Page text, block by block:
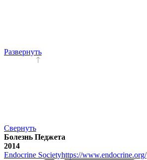
Развернуть
Свернуть
Болезнь Педжета
2014
Endocrine Societyhttps://www.endocrine.org/